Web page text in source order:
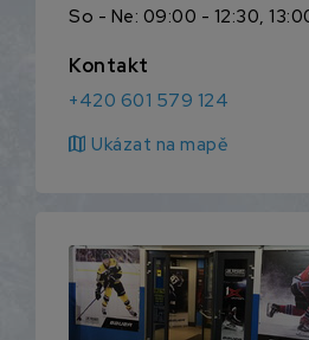
So - Ne: 09:00 - 12:30,
Kontakt
+420 601 579 124
map Ukázat na mapě